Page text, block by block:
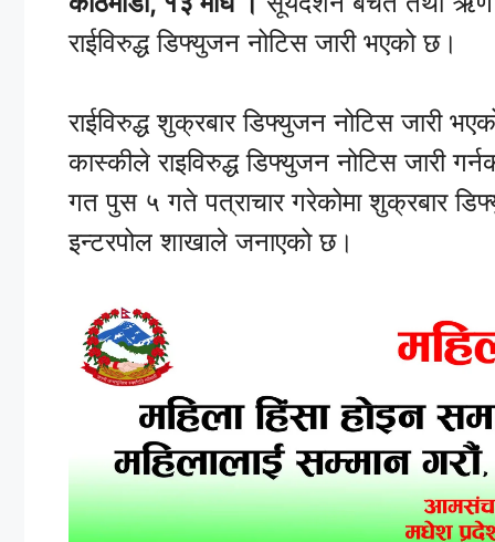
राईविरुद्ध डिफ्युजन नोटिस जारी भएको छ।
राईविरुद्ध शुक्रबार डिफ्युजन नोटिस जारी
कास्कीले राइविरुद्ध डिफ्युजन नोटिस जारी
गत पुस ५ गते पत्राचार गरेकोमा शुक्रबार
इन्टरपोल शाखाले जनाएको छ।